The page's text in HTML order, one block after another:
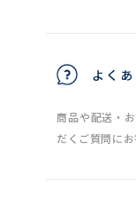
よく
商品や配送・
だくご質問にお